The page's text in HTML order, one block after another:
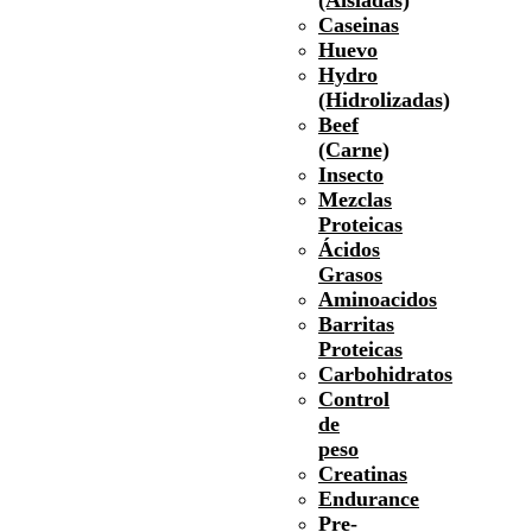
Caseinas
Huevo
Hydro
(Hidrolizadas)
Beef
(Carne)
Insecto
Mezclas
Proteicas
Ácidos
Grasos
Aminoacidos
Barritas
Proteicas
Carbohidratos
Control
de
peso
Creatinas
Endurance
Pre-